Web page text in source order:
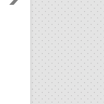
ADVERSÁRIO DA
ELIMINAR DA
Depois do primeiro lugar na
President’s Cup, Portugal
Brasil, esta quinta-feira, no
Jogos de Apuramento entre o
Campeonato do Mundo sub-